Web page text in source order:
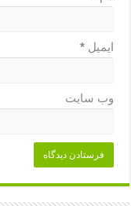
ایمیل*
وب‌ سایت